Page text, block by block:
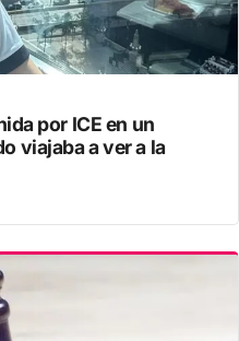
por ICE en un
viajaba a ver a la